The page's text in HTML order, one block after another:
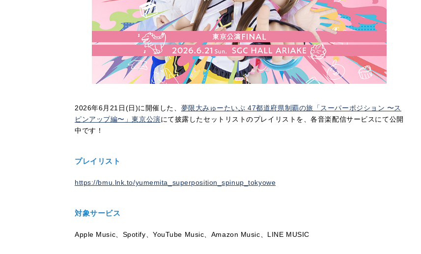
2026年6月21日(日)に開催した、 夢限大みゅーたいぷ 47都道府県制覇の旅「スーパーポジション 〜ス
ピンアップ編〜」東京公演にて披露したセットリストのプレイリストを、各音楽配信サービスにて公開
中です！
プレイリスト
https://bmu.lnk.to/yumemita_superposition_spinup_tokyowe
対象サービス
Apple Music、Spotify、YouTube Music、Amazon Music、LINE MUSIC